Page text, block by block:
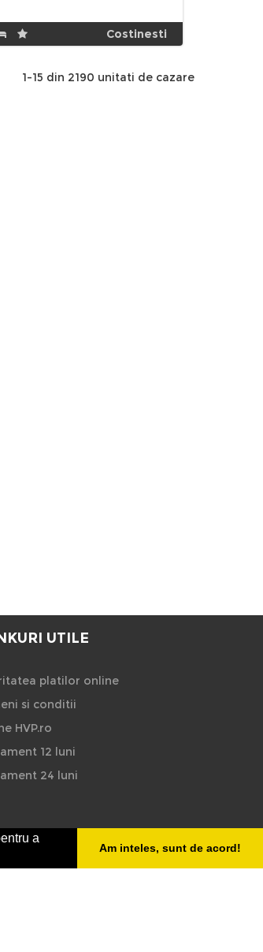
a
Am inteles, sunt de acord!
Costinesti
1-15 din 2190 unitati de cazare
UTILE
platilor online
si conditii
HVP.ro
12 luni
24 luni